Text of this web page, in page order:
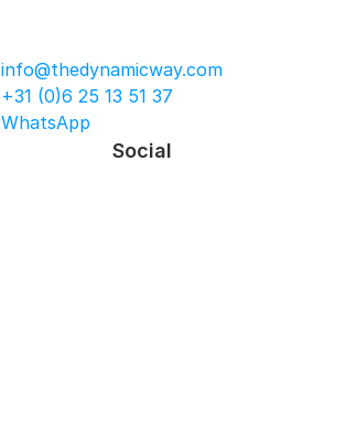
info@thedynamicway.com
+31 (0)6 25 13 51 37
WhatsApp
Social